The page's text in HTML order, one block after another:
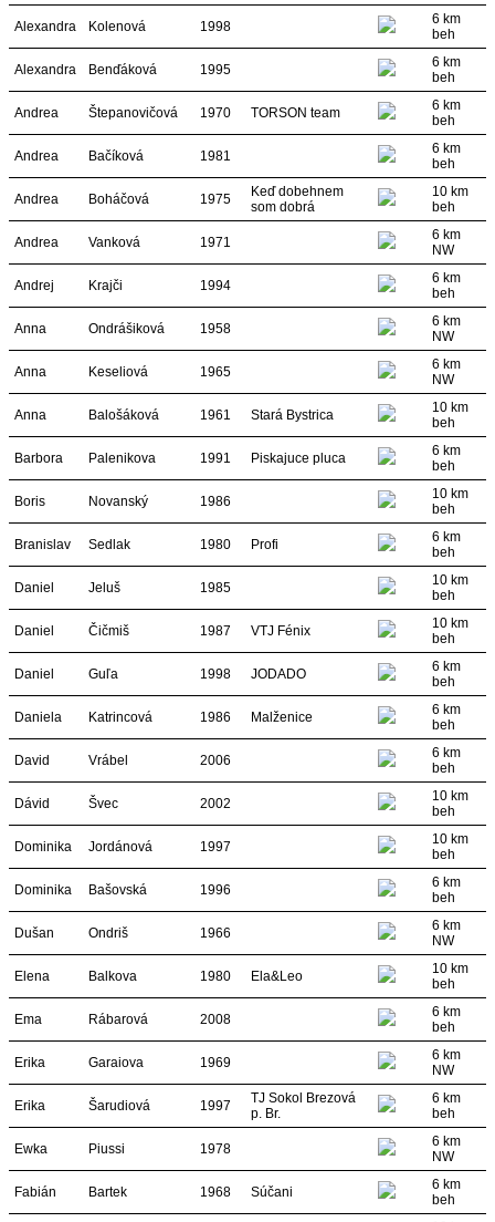
Alexandra Kolenová 1998
6 km
beh
Alexandra Benďáková 1995
6 km
beh
Andrea Štepanovičová 1970 TORSON team
6 km
beh
Andrea Bačíková 1981
6 km
beh
Andrea Boháčová 1975
Keď dobehnem
som dobrá
10 km
beh
Andrea Vanková 1971
6 km
NW
Andrej Krajči 1994
6 km
beh
Anna Ondrášiková 1958
6 km
NW
Anna Keseliová 1965
6 km
NW
Anna Balošáková 1961 Stará Bystrica
10 km
beh
Barbora Palenikova 1991 Piskajuce pluca
6 km
beh
Boris Novanský 1986
10 km
beh
Branislav Sedlak 1980 Profi
6 km
beh
Daniel Jeluš 1985
10 km
beh
Daniel Čičmiš 1987 VTJ Fénix
10 km
beh
Daniel Guľa 1998 JODADO
6 km
beh
Daniela Katrincová 1986 Malženice
6 km
beh
David Vrábel 2006
6 km
beh
Dávid Švec 2002
10 km
beh
Dominika Jordánová 1997
10 km
beh
Dominika Bašovská 1996
6 km
beh
Dušan Ondriš 1966
6 km
NW
Elena Balkova 1980 Ela&Leo
10 km
beh
Ema Rábarová 2008
6 km
beh
Erika Garaiova 1969
6 km
NW
Erika Šarudiová 1997
TJ Sokol Brezová
p. Br.
6 km
beh
Ewka Piussi 1978
6 km
NW
Fabián Bartek 1968 Súčani
6 km
beh